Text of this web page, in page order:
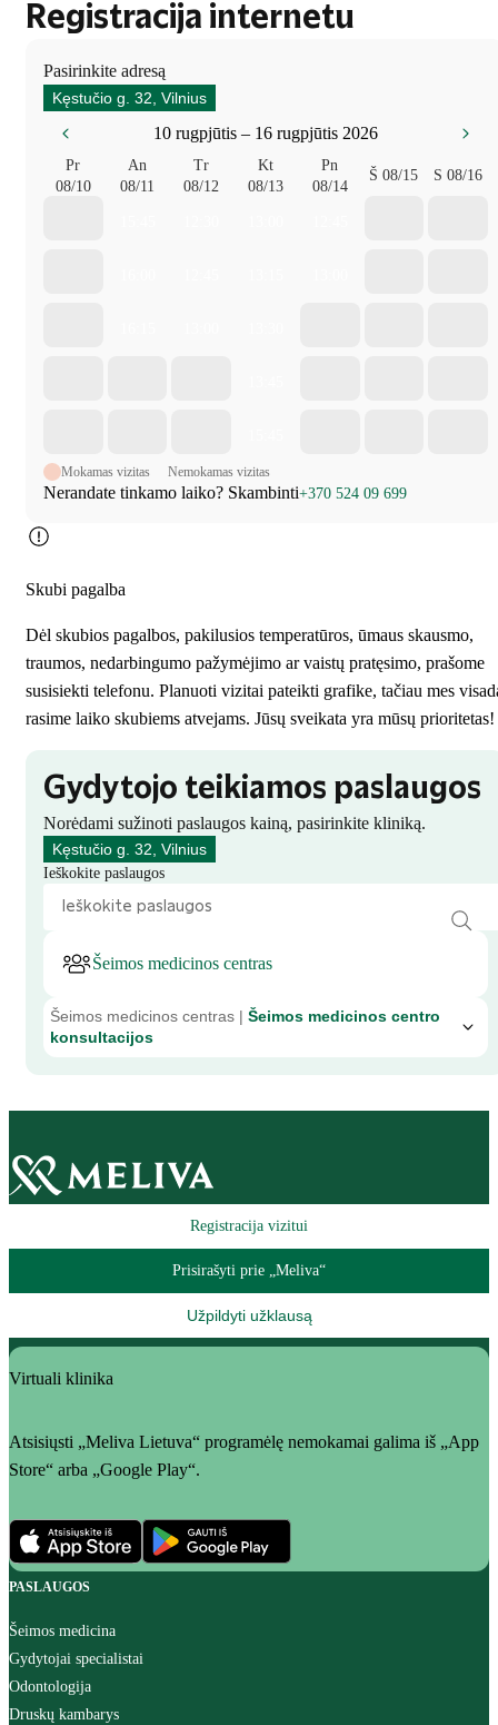
Registracija internetu
Pasirinkite adresą
Kęstučio g. 32, Vilnius
10 rugpjūtis – 16 rugpjūtis 2026
Pr
08/10
An
08/11
Tr
08/12
Kt
08/13
Pn
08/14
Š 08/15 S 08/16
Mokamas vizitas Nemokamas vizitas
Nerandate tinkamo laiko? Skambinti+370 524 09 699
Skubi pagalba
Dėl skubios pagalbos, pakilusios temperatūros, ūmaus skausmo,
traumos, nedarbingumo pažymėjimo ar vaistų pratęsimo, prašome
susisiekti telefonu. Planuoti vizitai pateikti grafike, tačiau mes
rasime laiko skubiems atvejams. Jūsų sveikata yra mūsų prioritetas!
Gydytojo teikiamos paslaugos
Norėdami sužinoti paslaugos kainą, pasirinkite kliniką.
Kęstučio g. 32, Vilnius
Ieškokite paslaugos
Šeimos medicinos centras
Šeimos medicinos centras | Šeimos medicinos centro
konsultacijos
Registracija vizitui
Prisirašyti prie „Meliva“
Užpildyti užklausą
Virtuali klinika
Atsisiųsti „Meliva Lietuva“ programėlę nemokamai galima iš „App
Store“ arba „Google Play“.
PASLAUGOS
Šeimos medicina
Gydytojai specialistai
Odontologija
Druskų kambarys